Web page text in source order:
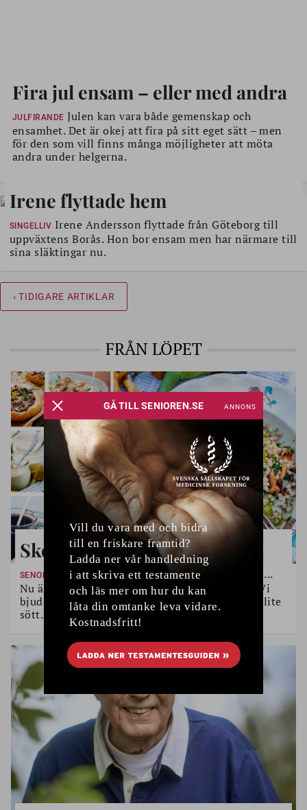
Fira jul ensam – eller med andra
JULFIRANDE Julen kan vara både gemenskap och
ensamhet. Det är okej att fira på sitt eget sätt – men
för den som vill finns många möjligheter att möta
andra under helgerna.
Irene flyttade hem
SINGELLIV Irene Andersson flyttade från Göteborg till
uppväxtens Borås. Hon bor ensam men har närmare till
sina släktingar nu.
‹ TIDIGARE ARTIKLAR
FRÅN LÖPET
Skogens skörd
SENOMMARENS SMAKER Kantareller, blåbär, lingon...
Nu är det tid att njuta av råvaror från skogen. Vi
bjuder på recept på värmande rätter, dryck och lite
sött.